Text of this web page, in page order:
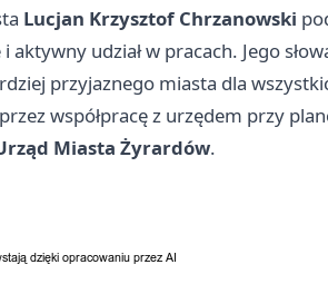
Lucjan Krzysztof Chrzanowski
aktywny udział w pracach. Jego
przyjaznego miasta dla
współpracę z urzędem przy
Miasta Żyrardów.